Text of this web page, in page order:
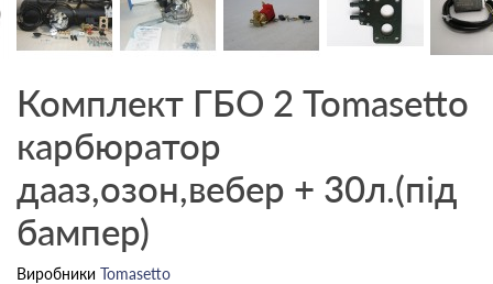
Комплект ГБО 2 Tomasetto
карбюратор
дааз,озон,вебер + 30л.(під
бампер)
Виробники Tomasetto